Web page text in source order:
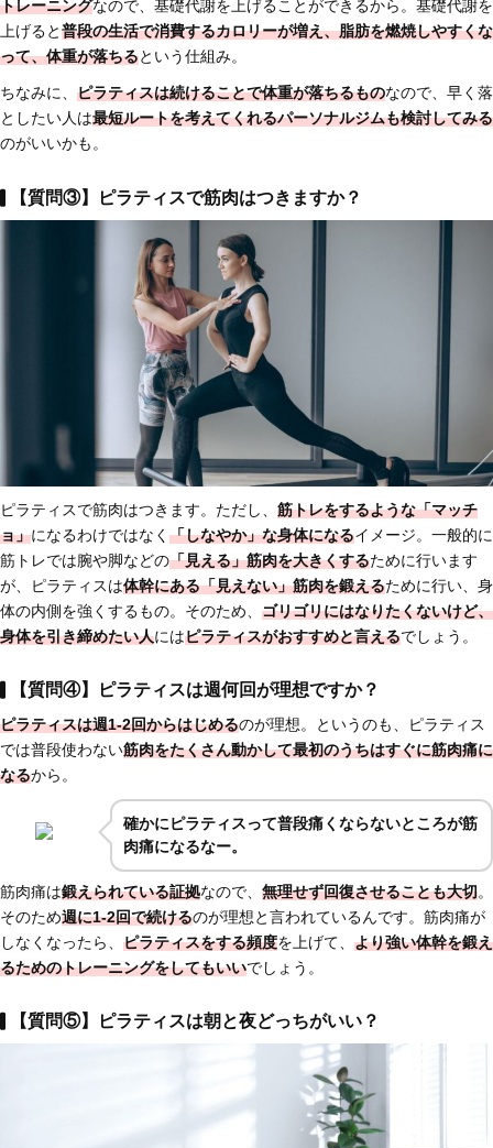
トレーニングなので、基礎代謝を上げることができるから。基礎代謝を
上げると普段の生活で消費するカロリーが増え、脂肪を燃焼しやすくな
って、体重が落ちるという仕組み。
ちなみに、 ピラティスは続けることで体重が落ちるものなので、早く落
としたい人は最短ルートを考えてくれるパーソナルジムも検討してみる
のがいいかも。
【質問③】ピラティスで筋肉はつきますか？
ピラティスで筋肉はつきます。ただし、 筋トレをするような「マッチ
ョ」になるわけではなく 「しなやか」な身体になるイメージ。一般的に
筋トレでは腕や脚などの「見える」筋肉を大きくするために行います
が、ピラティスは体幹にある「見えない」筋肉を鍛えるために行い、身
体の内側を強くするもの。そのため、 ゴリゴリにはなりたくないけど、
身体を引き締めたい人にはピラティスがおすすめと言えるでしょう。
【質問④】ピラティスは週何回が理想ですか？
ピラティスは週1-2回からはじめるのが理想。というのも、ピラティス
では普段使わない筋肉をたくさん動かして最初のうちはすぐに筋肉痛に
なるから。
確かにピラティスって普段痛くならないところが筋
肉痛になるなー。
筋肉痛は鍛えられている証拠なので、 無理せず回復させることも大切。
そのため週に1-2回で続けるのが理想と言われているんです。筋肉痛が
しなくなったら、 ピラティスをする頻度を上げて、 より強い体幹を鍛え
るためのトレーニングをしてもいいでしょう。
【質問⑤】ピラティスは朝と夜どっちがいい？